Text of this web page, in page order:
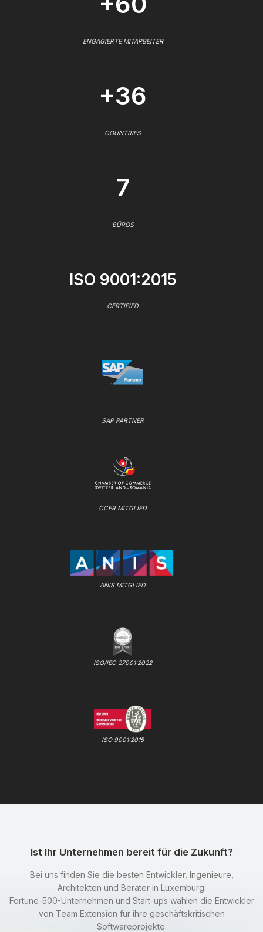
ENGAGIERTE MITARBEITER
+36
COUNTRIES
7
BÜROS
ISO 9001:2015
CERTIFIED
SAP PARTNER
CCER MITGLIED
ANIS MITGLIED
ISO/IEC 27001:2022
ISO 9001:2015
Ist Ihr Unternehmen bereit für die Zukunft?
Bei uns finden Sie die besten Entwickler, Ingenieure,
Architekten und Berater in Luxemburg.
Fortune-500-Unternehmen und Start-ups wählen die Entwickler
von Team Extension für ihre geschäftskritischen
Softwareprojekte.